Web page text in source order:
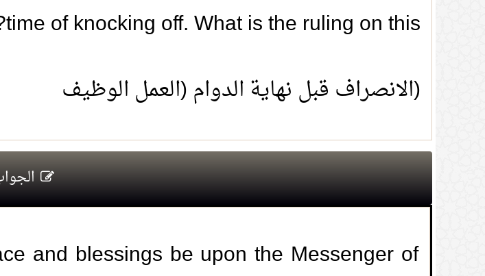
time of knocking off. What is the ruling on this?
(الانصراف قبل نهاية الدوام (العمل الوظيف
and blessings be upon the Messenger of